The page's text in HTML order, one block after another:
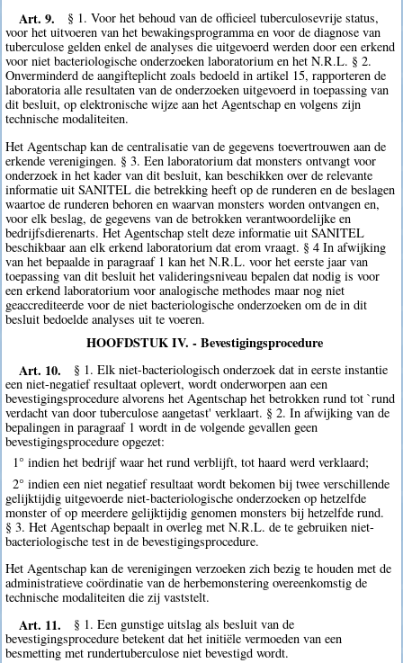
Art. 9.
§ 1. Voor het behoud van de officieel tuberculosevrije status,
voor het uitvoeren van het bewakingsprogramma en voor de diagnose van
tuberculose gelden enkel de analyses die uitgevoerd werden door een erkend
voor niet bacteriologische onderzoeken laboratorium en het N.R.L. § 2.
Onverminderd de aangifteplicht zoals bedoeld in artikel 15, rapporteren de
laboratoria alle resultaten van de onderzoeken uitgevoerd in toepassing van
dit besluit, op elektronische wijze aan het Agentschap en volgens zijn
technische modaliteiten.
Het Agentschap kan de centralisatie van de gegevens toevertrouwen aan de
erkende verenigingen. § 3. Een laboratorium dat monsters ontvangt voor
onderzoek in het kader van dit besluit, kan beschikken over de relevante
informatie uit SANITEL die betrekking heeft op de runderen en de beslagen
waartoe de runderen behoren en waarvan monsters worden ontvangen en,
voor elk beslag, de gegevens van de betrokken verantwoordelijke en
bedrijfsdierenarts. Het Agentschap stelt deze informatie uit SANITEL
beschikbaar aan elk erkend laboratorium dat erom vraagt. § 4 In afwijking
van het bepaalde in paragraaf 1 kan het N.R.L. voor het eerste jaar van
toepassing van dit besluit het valideringsniveau bepalen dat nodig is voor
een erkend laboratorium voor analogische methodes maar nog niet
geaccrediteerde voor de niet bacteriologische onderzoeken om de in dit
besluit bedoelde analyses uit te voeren.
HOOFDSTUK IV. - Bevestigingsprocedure
Art. 10.
§ 1. Elk niet-bacteriologisch onderzoek dat in eerste instantie
een niet-negatief resultaat oplevert, wordt onderworpen aan een
bevestigingsprocedure alvorens het Agentschap het betrokken rund tot `rund
verdacht van door tuberculose aangetast' verklaart. § 2. In afwijking van de
bepalingen in paragraaf 1 wordt in de volgende gevallen geen
bevestigingsprocedure opgezet:
1° indien het bedrijf waar het rund verblijft, tot haard werd verklaard;
2° indien een niet negatief resultaat wordt bekomen bij twee verschillende
gelijktijdig uitgevoerde niet-bacteriologische onderzoeken op hetzelfde
monster of op meerdere gelijktijdig genomen monsters bij hetzelfde rund.
§ 3. Het Agentschap bepaalt in overleg met N.R.L. de te gebruiken niet-
bacteriologische test in de bevestigingsprocedure.
Het Agentschap kan de verenigingen verzoeken zich bezig te houden met de
administratieve coördinatie van de herbemonstering overeenkomstig de
technische modaliteiten die zij vaststelt.
Art. 11.
§ 1. Een gunstige uitslag als besluit van de
bevestigingsprocedure betekent dat het initiële vermoeden van een
besmetting met rundertuberculose niet bevestigd wordt.